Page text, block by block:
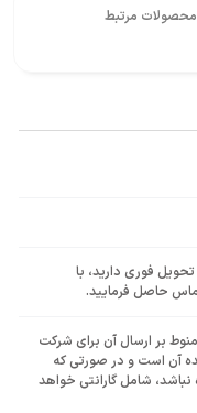
محصولات مرتبط
فوری دارید، با
حاصل فرمایید.
منوط بر ارسال آن برای شرکت
آن است و در صورتی که
نباشد، شامل گارانتی خواهد